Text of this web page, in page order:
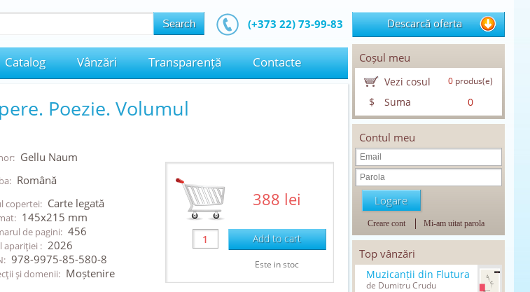
(+373 22) 73-99-83
Catalog Vânzări Transparență Contacte
Poezie. Volumul
Gellu Naum
Română
copertei: Carte legată
145x215 mm
de pagini: 456
apariţiei : 2026
978-9975-85-580-8
şi domenii: Moștenire
388 lei
Add to cart
Este in stoc
Descarcă oferta
Coșul meu
Vezi cosul 0produs(e)
$ Suma 0
Contul meu
Creare cont Mi-am uitat parola
Top vânzări
Muzicanții din Flutura
de Dumitru Crudu